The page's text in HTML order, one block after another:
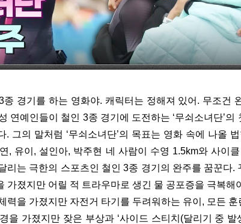
종 경기를 하는 영화야. 캐릭터는 정해져 있어. 무조건
연예인들이 철인 3종 경기에 도전하는 ‘무쇠소녀단’의
. 그의 말처럼 ‘무쇠소녀단’의 목표는 영화 속에 나올
, 유이, 설인아, 박주현 네 사람이 수영 1.5km와 사이클
리는 극한의 스포츠인 철인 3종 경기의 완주를 꿈꾼다.
가졌지만 어릴 적 트라우마로 생긴 물 공포증을 극복해
력을 가졌지만 자전거 타기를 두려워하는 유이, 모든
을 가졌지만 잦은 부상과 ‘사이드 스티치(달리기 중 발